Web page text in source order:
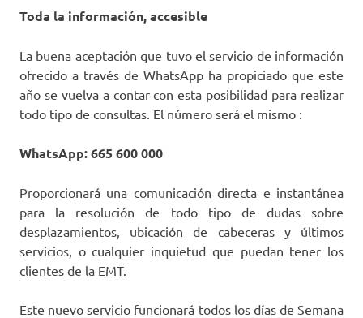
Toda la información, accesible
La buena aceptación que tuvo el servicio de información
ofrecido a través de WhatsApp ha propiciado que este
año se vuelva a contar con esta posibilidad para realizar
todo tipo de consultas. El número será el mismo :
WhatsApp: 665 600 000
Proporcionará una comunicación directa e instantánea
para la resolución de todo tipo de dudas sobre
desplazamientos, ubicación de cabeceras y últimos
servicios, o cualquier inquietud que puedan tener los
clientes de la EMT.
Este nuevo servicio funcionará todos los días de Semana